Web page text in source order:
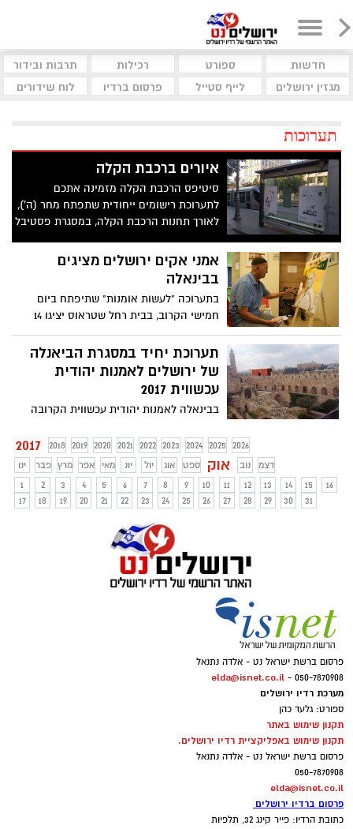
חדשות ספורט רכילות
תרבות ובידור
מגזין ירושלים
לייף סטייל פרסום ברדיו לוח שידורים
תערוכות
איורים ברכבת הקלה
סיטיפס הרכבת הקלה מזמינה אתכם
לתערוכת רישומים ייחודית שתפתח מחר (ה'),
לאורך תחנות הרכבת הקלה, במסגרת פסטיבל
אמני אקים ירושלים מציגים
בבינאלה
בתערוכה "לעשות אומנות" שתיפתח ביום
חמישי הקרוב, בבית רחל שטראוס יציגו 14
אומנים עם מוגבלות שכלית דיוקן עצמי
המבוסס על יצירה מתולדות האומנות בבחירה
אישית של משתתפי הסדנא
תערוכת יחיד במסגרת הביאנלה
של ירושלים לאמנות יהודית
עכשווית 2017
בבינאלה לאמנות יהודית עכשווית הקרובה
טופוגרפיות חלופיות", על חומות העיר
העתיקה
2017 2018 2019 2020 2021 2022 2023 2024 2025
2026
ינו
פבר מרץ אפר מאי יונ יול אוג ספט אוק נוב
דצמ
1
2 3 4 5 6 7 8 9 10 11 12 13 14 15
16
17
18 19 20 21 22 23 24 25 26 27 28 29 30 31
פרסום ברשת ישראל נט - אלדה נתנאל
050-7870908 -
elda@isnet.co.il
מערכת רדיו ירושלים
ספורט: גלעד כהן
תקנון שימוש באתר
תקנון שימוש באפליקציית רדיו ירושלים.
פרסום ברשת ישראל נט - אלדה נתנאל
050-7870908
elda@isnet.co.il
פרסום ברדיו ירושלים
כתובת הרדיו: פייר קינג 32, תלפיות